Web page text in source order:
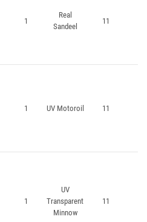
1
Real
Sandeel
11
1
UV Motoroil 11
1
UV
Transparent
Minnow
11